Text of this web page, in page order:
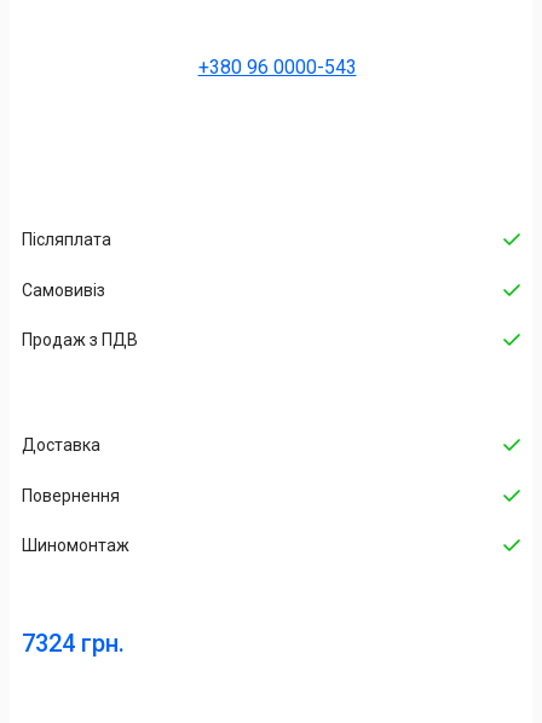
+380 96 0000-543
Післяплата
Самовивіз
Продаж з ПДВ
Доставка
Повернення
Шиномонтаж
7324 грн.